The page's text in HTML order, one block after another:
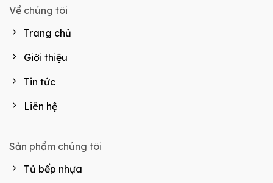
Về chúng tôi
Trang chủ
Giới thiệu
Tin tức
Liên hệ
Sản phẩm chúng tôi
Tủ bếp nhựa